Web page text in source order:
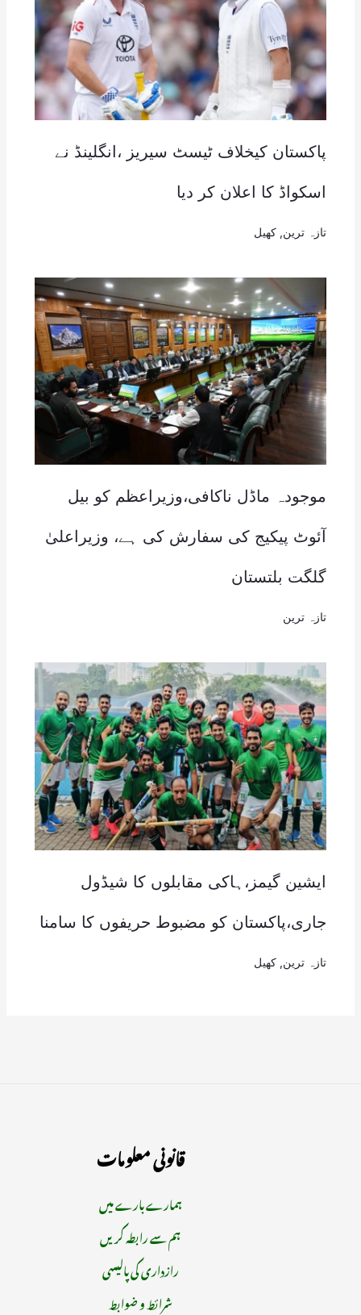
پاکستان کیخلاف ٹیسٹ سیریز ،انگلینڈ نے
اسکواڈ کا اعلان کر دیا
تازہ ترین کھیل
موجودہ ماڈل ناکافی،وزیراعظم کو بیل
آئوٹ پیکیج کی سفارش کی ہے، وزیراعلیٰ
گلگت بلتستان
تازہ ترین
ایشین گیمز،ہاکی مقابلوں کا شیڈول
جاری،پاکستان کو مضبوط حریفوں کا سامنا
تازہ ترین کھیل
قانونی معلومات
ہمارے بارے میں
ہم سے رابطہ کریں
رازداری کی پالیسی
شرائط و ضوابط